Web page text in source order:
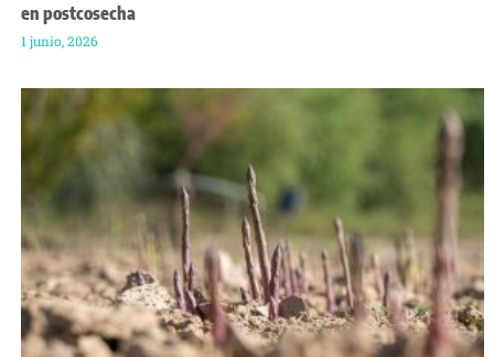
en postcosecha
1 junio, 2026